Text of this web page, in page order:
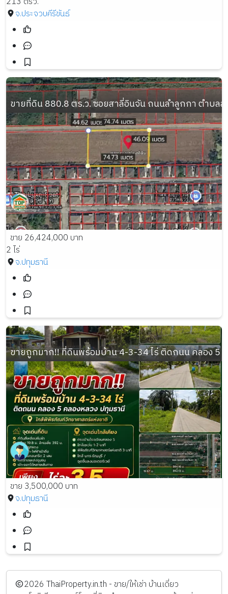
จ.ประจวบคีรีขันธ์
ขายที่ดิน 880.8 ตร.ว. ซอยสาลี่อินจัน ถนนลำลูกกา ตำบล
ขาย 26,424,000 บาท
2 ไร่
จ.ปทุมธานี
ขายถูกมาก!! ที่ดินพร้อมบ้าน 4-3-34 ไร่ ติดถนน คลอง 5
ขาย 3,500,000 บาท
จ.ปทุมธานี
️2026 ThaiProperty.in.th - ขาย/ให้เช่า บ้านเดี่ยว